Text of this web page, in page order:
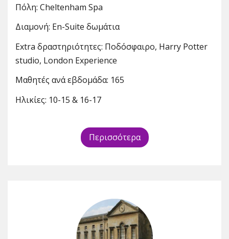
Πόλη: Cheltenham Spa
Διαμονή: En-Suite δωμάτια
Extra δραστηριότητες: Ποδόσφαιρο, Harry Potter
studio, London Experience
Μαθητές ανά εβδομάδα: 165
Ηλικίες: 10-15 & 16-17
Περισσότερα